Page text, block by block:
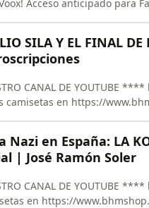
para Fans - ** VIDEO EN NUESTRO CANAL DE
de cien año
SILA Y EL FINAL
**** https://youtube.com/live/etn2lNsOSd8 +++++
en https://www.bhmshop.app
de Roma: Lucio Cornelio Sila. ---
Nazi en España: LA
| José Ramón Soler
**** https://youtube.com/live/JbDy34HsIvc +++++ Hazte
www.bhmshop.app +++++ ¿Sabías que